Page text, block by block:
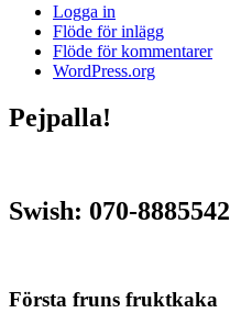
Logga in
Flöde för inlägg
Flöde för kommentarer
WordPress.org
Pejpalla!
Swish: 070-8885542
Första fruns fruktkaka